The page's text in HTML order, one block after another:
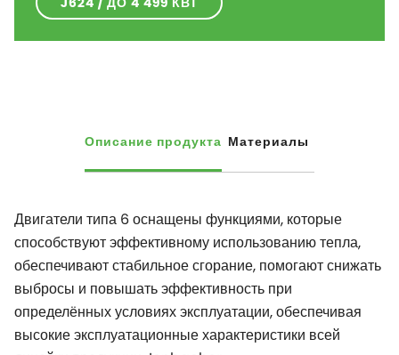
J624 / ДО 4 499 КВТ
Описание продукта Материалы
Двигатели типа 6 оснащены функциями, которые
способствуют эффективному использованию тепла,
обеспечивают стабильное сгорание, помогают снижать
выбросы и повышать эффективность при
определённых условиях эксплуатации, обеспечивая
высокие эксплуатационные характеристики всей